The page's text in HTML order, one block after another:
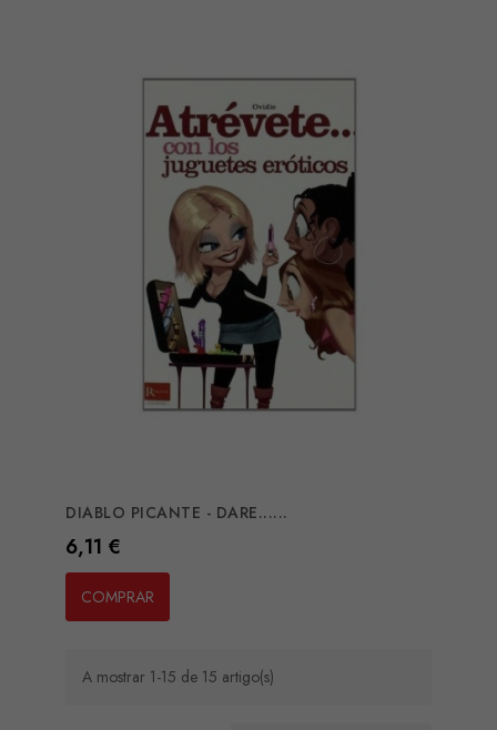
DIABLO PICANTE - DARE......
Preço
6,11 €
COMPRAR
A mostrar 1-15 de 15 artigo(s)